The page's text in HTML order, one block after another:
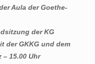
Aula der Goethe-
der KG
der GKKG und dem
15.00 Uhr